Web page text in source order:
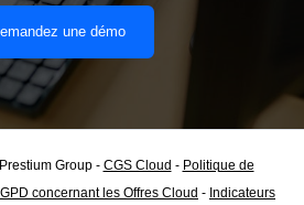
une démo
Group - CGS Cloud - Politique de
concernant les Offres Cloud - Indicateurs